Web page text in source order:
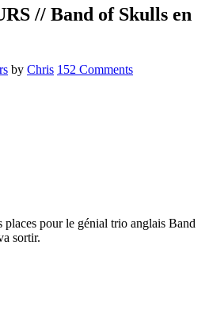
// Band of Skulls en
by Chris 152 Comments
pour le génial trio anglais Band
sortir.